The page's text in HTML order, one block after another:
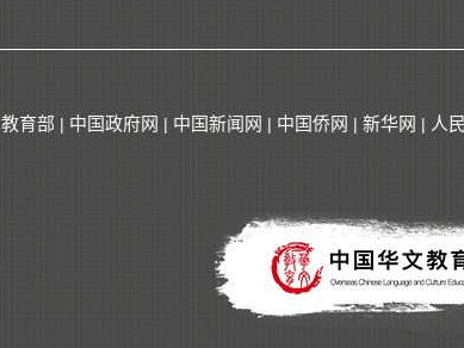
教育部 | 中国政府网 | 中国新闻网 | 中国侨网 | 新华网 | 人